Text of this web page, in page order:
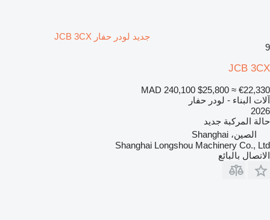
جديد لودر حفار JCB 3CX
9
JCB 3CX
MAD 240,100 $25,800 ≈ €22,330
آلات البناء - لودر حفار
2026
حالة المركبة جديد
الصين، Shanghai
Shanghai Longshou Machinery Co., Ltd
الاتصال بالبائع